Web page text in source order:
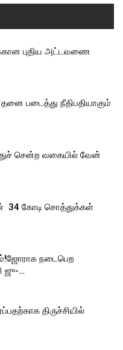
புதிய அட்டவணை
படைத்து நீதிபதியாகும்
சென்ற வகையில் வேன்
₹ 34 கோடி சொத்துக்கள்
நடைபெற
ஜு-…
திருச்சியில்